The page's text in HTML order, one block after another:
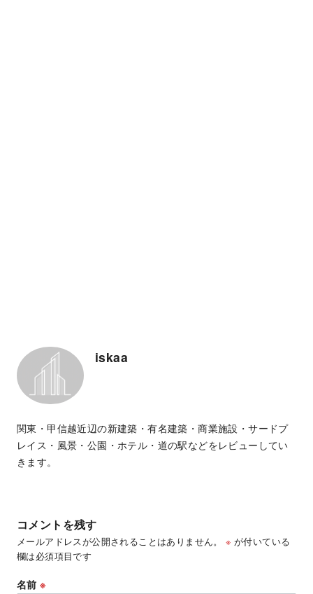
iskaa
関東・甲信越近辺の新建築・有名建築・商業施設・サードプ
レイス・風景・公園・ホテル・道の駅などをレビューしてい
きます。
コメントを残す
メールアドレスが公開されることはありません。 ※ が付いている
欄は必須項目です
名前※